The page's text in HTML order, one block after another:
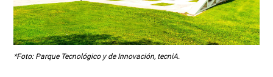
*Foto: ParqueTecnológico y de Innovación, tecniA.